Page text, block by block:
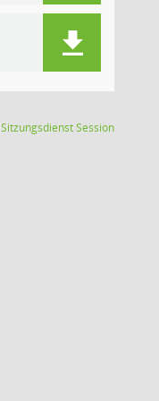
SitzungsdienstSession(Wird in